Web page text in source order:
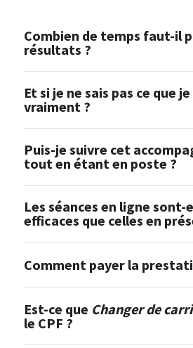
Combien de temps faut-il
résultats ?
Et si je ne sais pas ce que
vraiment ?
Puis-je suivre cet
tout en étant en poste ?
Les séances en ligne sont-
efficaces que celles en
Comment payer la
Est-ce que Changer de
le CPF ?